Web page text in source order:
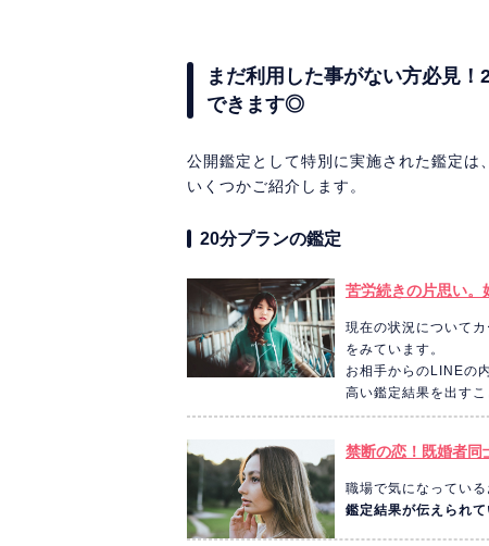
まだ利用した事がない方必見
できます◎
公開鑑定として特別に実施された鑑定
いくつかご紹介します。
20分プランの鑑定
苦労続きの片思い。
現在の状況について
をみています。
お相手からのLINEの
高い鑑定結果を出すこ
禁断の恋！既婚者同
職場で気になってい
鑑定結果が伝えられて